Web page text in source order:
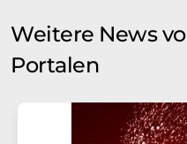
Weitere News
Portalen